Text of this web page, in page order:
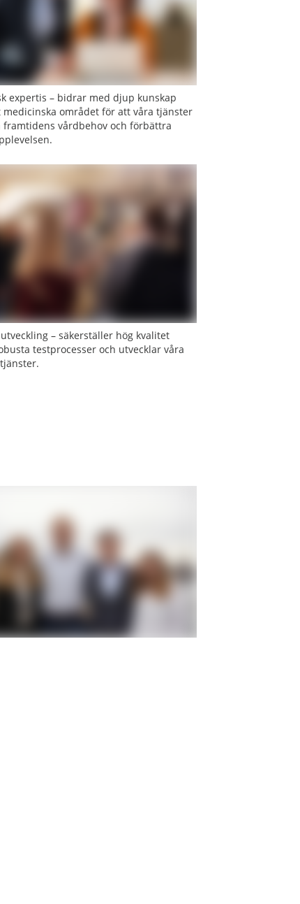
expertis – bidrar med djup kunskap
medicinska området för att våra tjänster
framtidens vårdbehov och förbättra
– säkerställer hög kvalitet
testprocesser och utvecklar våra